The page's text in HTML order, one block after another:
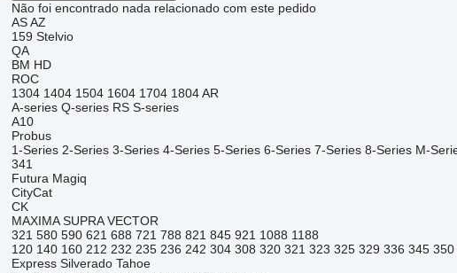
Não foi encontrado nada relacionado com este pedido
AS AZ
159 Stelvio
QA
BM HD
ROC
1304 1404 1504 1604 1704 1804 AR
A-series Q-series RS S-series
A10
Probus
1-Series 2-Series 3-Series 4-Series 5-Series 6-Series 7-Series 8-Series M-
341
Futura Magiq
CityCat
CK
MAXIMA SUPRA VECTOR
321 580 590 621 688 721 788 821 845 921 1088 1188
120 140 160 212 232 235 236 242 304 308 320 321 323 325 329 336 345 350
Express Silverado Tahoe